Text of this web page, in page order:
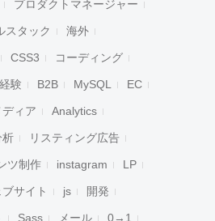
プロダクトマネージャー
スタック 海外
CSS3 コーディング
験 B2B MySQL EC
ィア Analytics
析 リスティング広告
ツ制作 instagram LP
サイト js 開発
Sass メール 0→1